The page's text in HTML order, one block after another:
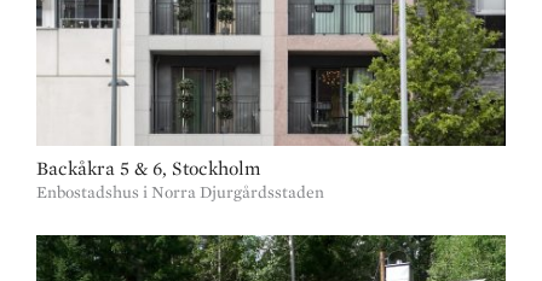
Backåkra 5 & 6, Stockholm
Enbostadshus i Norra Djurgårdsstaden